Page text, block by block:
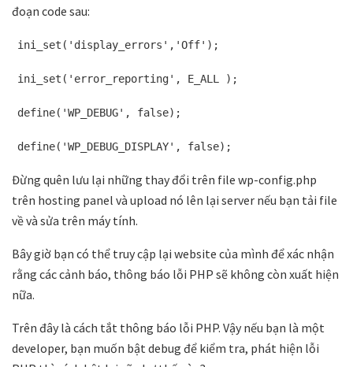
đoạn code sau:
ini_set('display_errors','Off');
ini_set('error_reporting', E_ALL );
define('WP_DEBUG', false);
define('WP_DEBUG_DISPLAY', false);
Đừng quên lưu lại những thay đổi trên file wp-config.php
trên hosting panel và upload nó lên lại server nếu bạn tải file
về và sửa trên máy tính.
Bây giờ bạn có thể truy cập lại website của mình để xác nhận
rằng các cảnh báo, thông báo lỗi PHP sẽ không còn xuất hiện
nữa.
Trên đây là cách tắt thông báo lỗi PHP. Vậy nếu bạn là một
developer, bạn muốn bật debug để kiểm tra, phát hiện lỗi